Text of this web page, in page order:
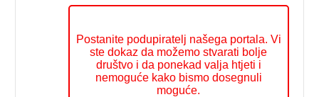
Postanite podupiratelj našega portala. Vi
ste dokaz da možemo stvarati bolje
društvo i da ponekad valja htjeti i
nemoguće kako bismo dosegnuli
moguće.